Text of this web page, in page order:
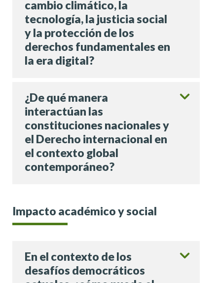
cambio climático, la
tecnología, la justicia social
y la protección de los
derechos fundamentales en
la era digital?
¿De qué manera
interactúan las
constituciones nacionales y
el Derecho internacional en
el contexto global
contemporáneo?
Impacto académico y social
En el contexto de los
desafíos democráticos